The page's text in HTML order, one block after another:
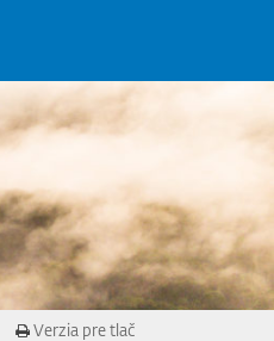
Verzia pre tlač